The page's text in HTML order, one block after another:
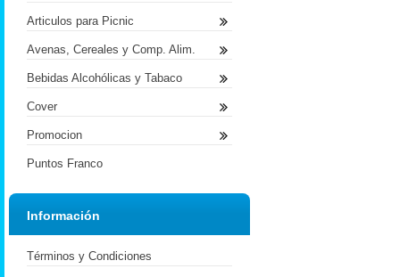
Articulos para Picnic
Avenas, Cereales y Comp. Alim.
Bebidas Alcohólicas y Tabaco
Cover
Promocion
Puntos Franco
Información
Términos y Condiciones